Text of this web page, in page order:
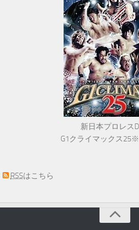
新日本プロレス
G1クライマックス
RSSはこちら